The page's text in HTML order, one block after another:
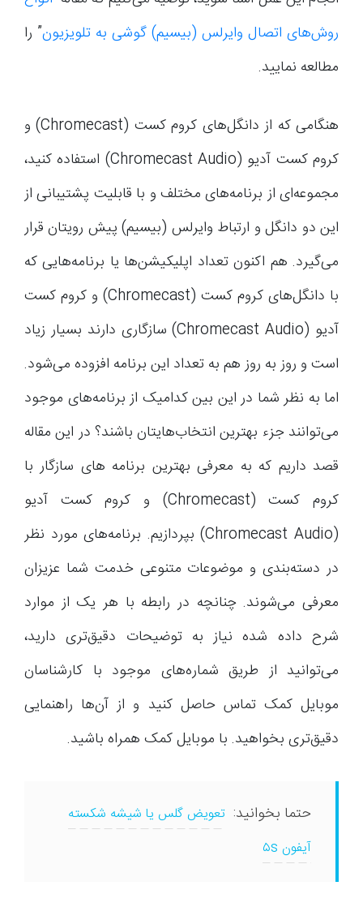
روش‌های اتصال وایرلس (بیسیم) گوشی به تلویزیون” را
مطالعه نمایید.
هنگامی که از دانگل‌های کروم کست (Chromecast) و
کروم کست آدیو (Chromecast Audio) استفاده کنید،
مجموعه‌ای از برنامه‌های مختلف و با قابلیت پشتیبانی از
این دو دانگل و ارتباط وایرلس (بیسیم) پیش رویتان قرار
می‌گیرد. هم اکنون تعداد اپلیکیشن‌ها یا برنامه‌هایی که
با دانگل‌های کروم کست (Chromecast) و کروم کست
آدیو (Chromecast Audio) سازگاری دارند بسیار زیاد
است و روز به روز هم به تعداد این برنامه افزوده می‌شود.
اما به نظر شما در این بین کدامیک از برنامه‌های موجود
می‌توانند جزء بهترین انتخاب‌هایتان باشند؟ در این مقاله
قصد داریم که به معرفی بهترین برنامه های سازگار با
کروم کست (Chromecast) و کروم کست آدیو
(Chromecast Audio) بپردازیم. برنامه‌های مورد نظر
در دسته‌بندی و موضوعات متنوعی خدمت شما عزیزان
معرفی می‌شوند. چنانچه در رابطه با هر یک از موارد
شرح داده شده نیاز به توضیحات دقیق‌تری دارید،
می‌توانید از طریق شماره‌های موجود با کارشناسان
موبایل کمک تماس حاصل کنید و از آن‌ها راهنمایی
دقیق‌تری بخواهید. با موبایل کمک همراه باشید.
حتما بخوانید: تعویض گلس یا شیشه شکسته
آیفون ۵s